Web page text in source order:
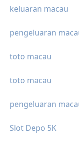
keluaran macau
pengeluaran
toto macau
toto macau
pengeluaran
Slot Depo 5K